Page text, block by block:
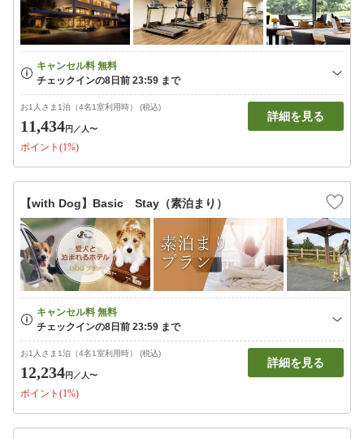
お1人さま1泊（4名1室利用時） (税込)
11,434円 ／人〜
ポイント(1%)
詳細を見る
【with Dog】Basic Stay（素泊まり）
お1人さま1泊（4名1室利用時） (税込)
12,234円 ／人〜
ポイント(1%)
詳細を見る